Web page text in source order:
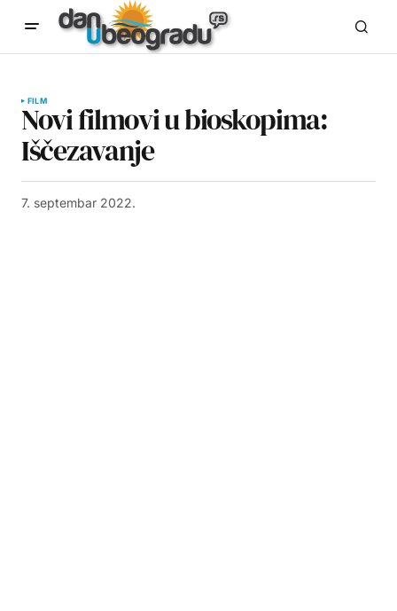
FILM
Novi filmovi u bioskopima:
Iščezavanje
7. septembar 2022.